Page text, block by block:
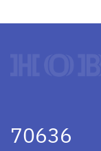
70636